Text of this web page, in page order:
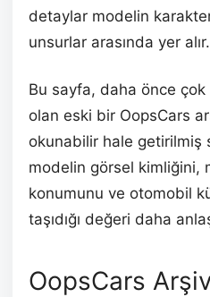
detaylar modelin
unsurlar arasında yer alır.
Bu sayfa, daha önce çok
olan eski bir OopsCars
okunabilir hale getirilmiş
modelin görsel kimliğini,
konumunu ve otomobil
taşıdığı değeri daha
OopsCars